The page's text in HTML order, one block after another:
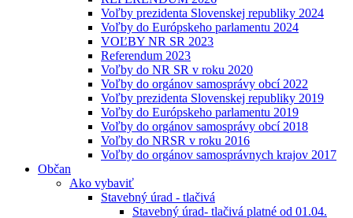
Voľby prezidenta Slovenskej republiky 2024
Voľby do Európskeho parlamentu 2024
VOĽBY NR SR 2023
Referendum 2023
Voľby do NR SR v roku 2020
Voľby do orgánov samosprávy obcí 2022
Voľby prezidenta Slovenskej republiky 2019
Voľby do Európskeho parlamentu 2019
Voľby do orgánov samosprávy obcí 2018
Voľby do NRSR v roku 2016
Voľby do orgánov samosprávnych krajov 2017
Občan
Ako vybaviť
Stavebný úrad - tlačivá
Stavebný úrad- tlačivá platné od 01.04.